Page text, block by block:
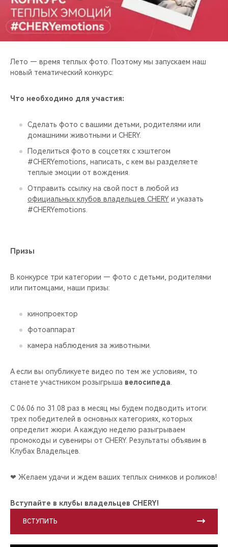
CHERY И СПОРТ
Лето — время теплых фото. Поэтому мы запускаем наш
новый тематический конкурс:
Что необходимо для участия:
Сделать фото с вашими детьми, родителями или
домашними животными и CHERY.
Поделиться фото в соцсетях с хэштегом
#CHERYemotions, написать, с кем вы разделяете
теплые эмоции от вождения.
Отправить ссылку на свой пост в любой из
официальных клубов владельцев CHERY и указать
#CHERYemotions.
Призы
В конкурсе три категории — фото с детьми, родителями
или питомцами, наши призы:
кинопроектор
фотоаппарат
камера наблюдения за животными.
А если вы опубликуете видео по тем же условиям, то
станете участником розыгрыша велосипеда
С 06.06 по 31.08 раз в месяц мы будем подводить итоги:
трех победителей в основных категориях, которых
определит жюри. А каждую неделю разыгрываем
промокоды и сувениры от CHERY. Результаты объявим в
Клубах Владельцев.
❤ Желаем удачи и ждем ваших теплых снимков и роликов!
Вступайте в клубы владельцев CHERY!
ВСТУПИТЬ